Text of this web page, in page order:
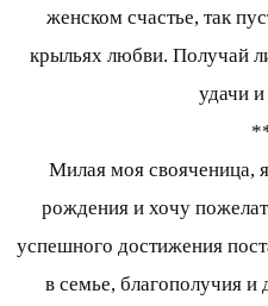
женском счастье, так
крыльях любви. Получай
удачи
Милая моя свояченица,
рождения и хочу
успешного достижения
в семье, благополучия и